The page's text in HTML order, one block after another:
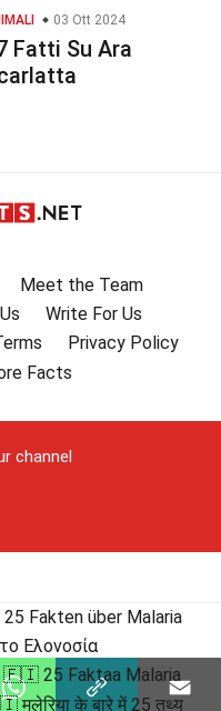
03 Ott 2024
Fatti Su Ara
Meet the Team
Write For Us
Privacy Policy
Facts
channel
Fakten über Malaria
Ελονοσία
🇫🇮 25 Faktaa Malaria
मलेरिया के बारे में 25 तथ्य